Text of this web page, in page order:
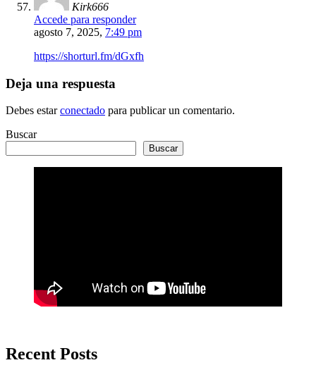
Kirk666
Accede para responder
agosto 7, 2025, 7:49 pm
https://shorturl.fm/dGxfh
Deja una respuesta
Debes estarconectado para publicar un comentario.
Buscar
Buscar
Recent Posts